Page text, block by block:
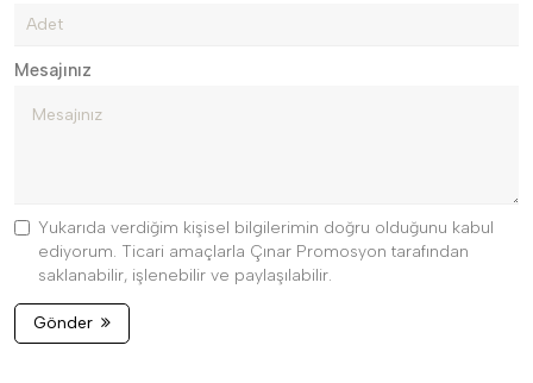
Mesajınız
Yukarıda verdiğim kişisel bilgilerimin doğru olduğunu kabul
ediyorum. Ticari amaçlarla Çınar Promosyon tarafından
saklanabilir, işlenebilir ve paylaşılabilir.
Gönder